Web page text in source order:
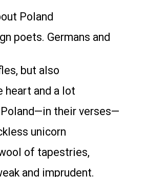
Poland
poets. Germans and
but also
heart and a lot
their verses—
unicorn
of tapestries,
and imprudent.